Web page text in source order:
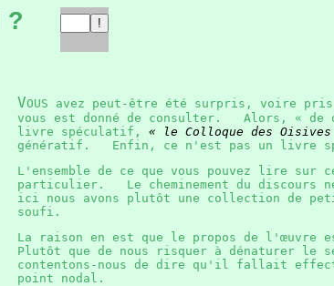
?
VOUS avez peut-être été surpris, voire
vous est donné de consulter. Alors, «
livre spéculatif, « le Colloque des Oisives
génératif. Enfin, ce n'est pas un livre
L'ensemble de ce que vous pouvez lire
particulier. Le cheminement du
ici nous avons plutôt une collection de
soufi.
La raison en est que le propos de l'œuvre
Plutôt que de nous risquer à dénaturer le
contentons-nous de dire qu'il fallait
point nodal.